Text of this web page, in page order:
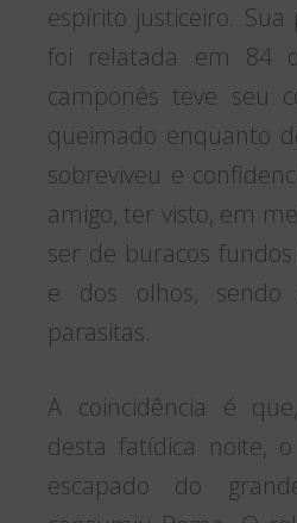
espírito justiceiro.
foi relatada em 84
camponês teve seu
queimado enquanto
sobreviveu e
amigo, ter visto, em
ser de buracos
e dos olhos, sendo
parasitas.
A coincidência é
desta fatídica noite,
escapado do